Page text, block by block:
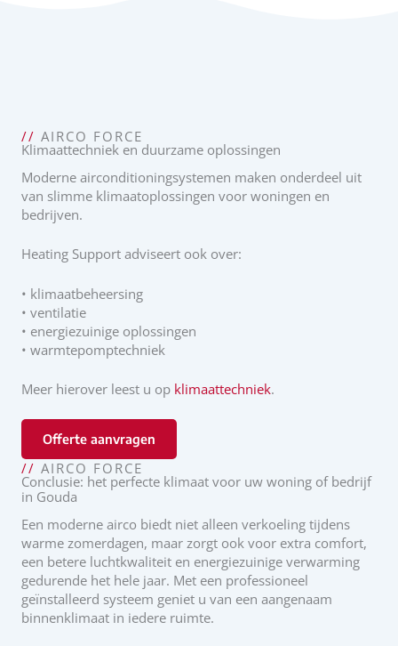
// AIRCO FORCE
Conclusie: het perfecte klimaat voor uw woning of bedrijf
in Gouda
Een moderne airco biedt niet alleen verkoeling tijdens
warme zomerdagen, maar zorgt ook voor extra comfort,
een betere luchtkwaliteit en energiezuinige verwarming
gedurende het hele jaar. Met een professioneel
geïnstalleerd systeem geniet u van een aangenaam
binnenklimaat in iedere ruimte.
// AIRCO FORCE
Klimaattechniek en duurzame oplossingen
Moderne airconditioningsystemen maken onderdeel uit
van slimme klimaatoplossingen voor woningen en
bedrijven.
Heating Support adviseert ook over:
• klimaatbeheersing
• ventilatie
• energiezuinige oplossingen
• warmtepomptechniek
Meer hierover leest u op klimaattechniek.
Offerte aanvragen